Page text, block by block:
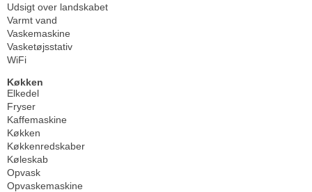
Udsigt over landskabet
Varmt vand
Vaskemaskine
Vasketøjsstativ
WiFi
Køkken
Elkedel
Fryser
Kaffemaskine
Køkken
Køkkenredskaber
Køleskab
Opvask
Opvaskemaskine